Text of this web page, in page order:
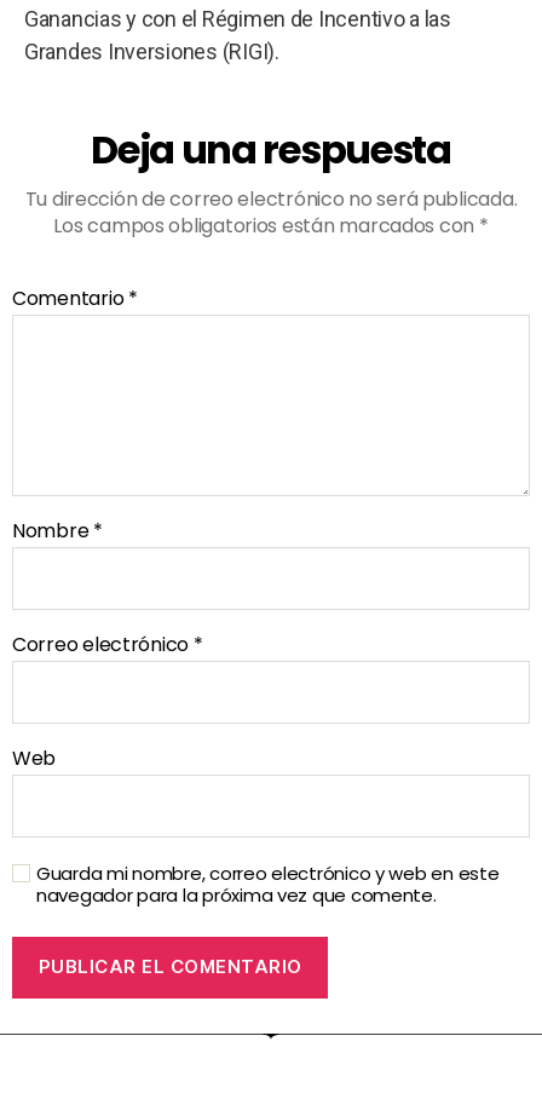
Ganancias y con el Régimen de Incentivo a las
Grandes Inversiones (RIGI).
Deja una respuesta
Tu dirección de correo electrónico no será publicada.
Los campos obligatorios están marcados con *
Comentario*
Nombre*
Correo electrónico *
Web
Guarda mi nombre, correo electrónico y web en este
navegador para la próxima vez que comente.